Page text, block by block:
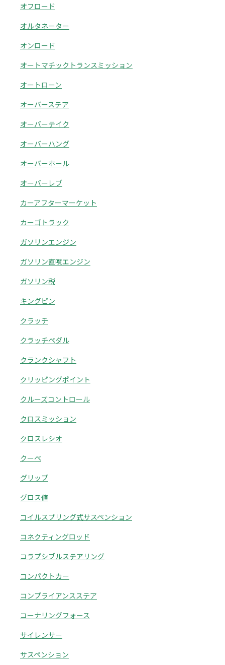
オフロード
オルタネーター
オンロード
オートマチックトランスミッション
オートローン
オーバーステア
オーバーテイク
オーバーハング
オーバーホール
オーバーレブ
カーアフターマーケット
カーゴトラック
ガソリンエンジン
ガソリン直噴エンジン
ガソリン税
キングピン
クラッチ
クラッチペダル
クランクシャフト
クリッピングポイント
クルーズコントロール
クロスミッション
クロスレシオ
クーペ
グリップ
グロス値
コイルスプリング式サスペンション
コネクティングロッド
コラプシブルステアリング
コンパクトカー
コンプライアンスステア
コーナリングフォース
サイレンサー
サスペンション